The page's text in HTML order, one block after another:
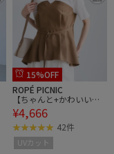
15%OFF
ROPÉ PICNIC
【ちゃんと+かわいい保
証】エアリーリネンライ
ク ドッキングカットトッ
プス/UVケア
¥4,666
42件
UVカット